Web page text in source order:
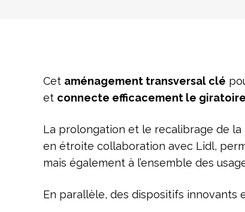
Cet aménagement transversal clé
et connecte efficacement le
La prolongation et le recalibrage de la
en étroite collaboration avec Lidl,
mais également à l’ensemble des
En parallèle, des dispositifs innovants